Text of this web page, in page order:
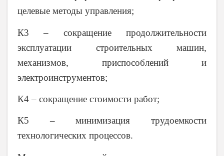
целевые методы управления;
К3 – сокращение продолжительности
эксплуатации строительных машин,
механизмов, приспособлений и
электроинструментов;
К4 – сокращение стоимости работ;
К5 – минимизация трудоемкости
технологических процессов.